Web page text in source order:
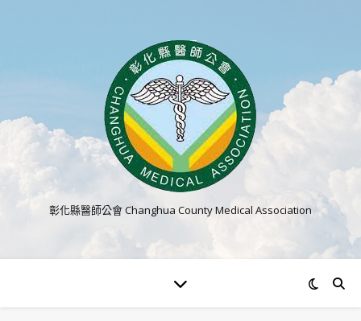
彰化縣醫師公會 Changhua County Medical Association